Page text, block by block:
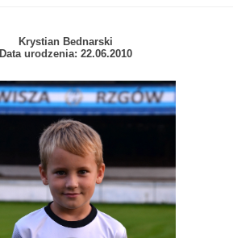
Krystian Bednarski
Data urodzenia: 22.06.2010